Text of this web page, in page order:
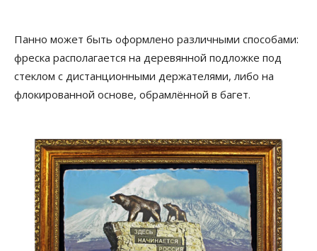
Панно может быть оформлено различными способами:
фреска располагается на деревянной подложке под
стеклом с дистанционными держателями, либо на
флокированной основе, обрамлённой в багет.